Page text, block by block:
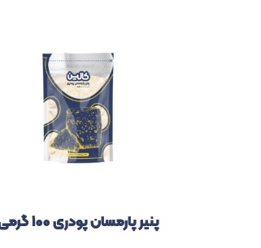
پنیر پارمسان پودری ۱۰۰ گرمی